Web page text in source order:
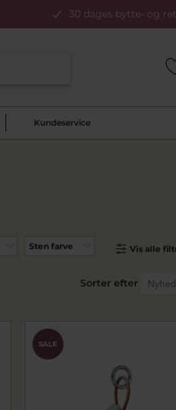
30 dages bytte- og
Kundeservice
Sten farve Vis alle
Sorter efter
SALE